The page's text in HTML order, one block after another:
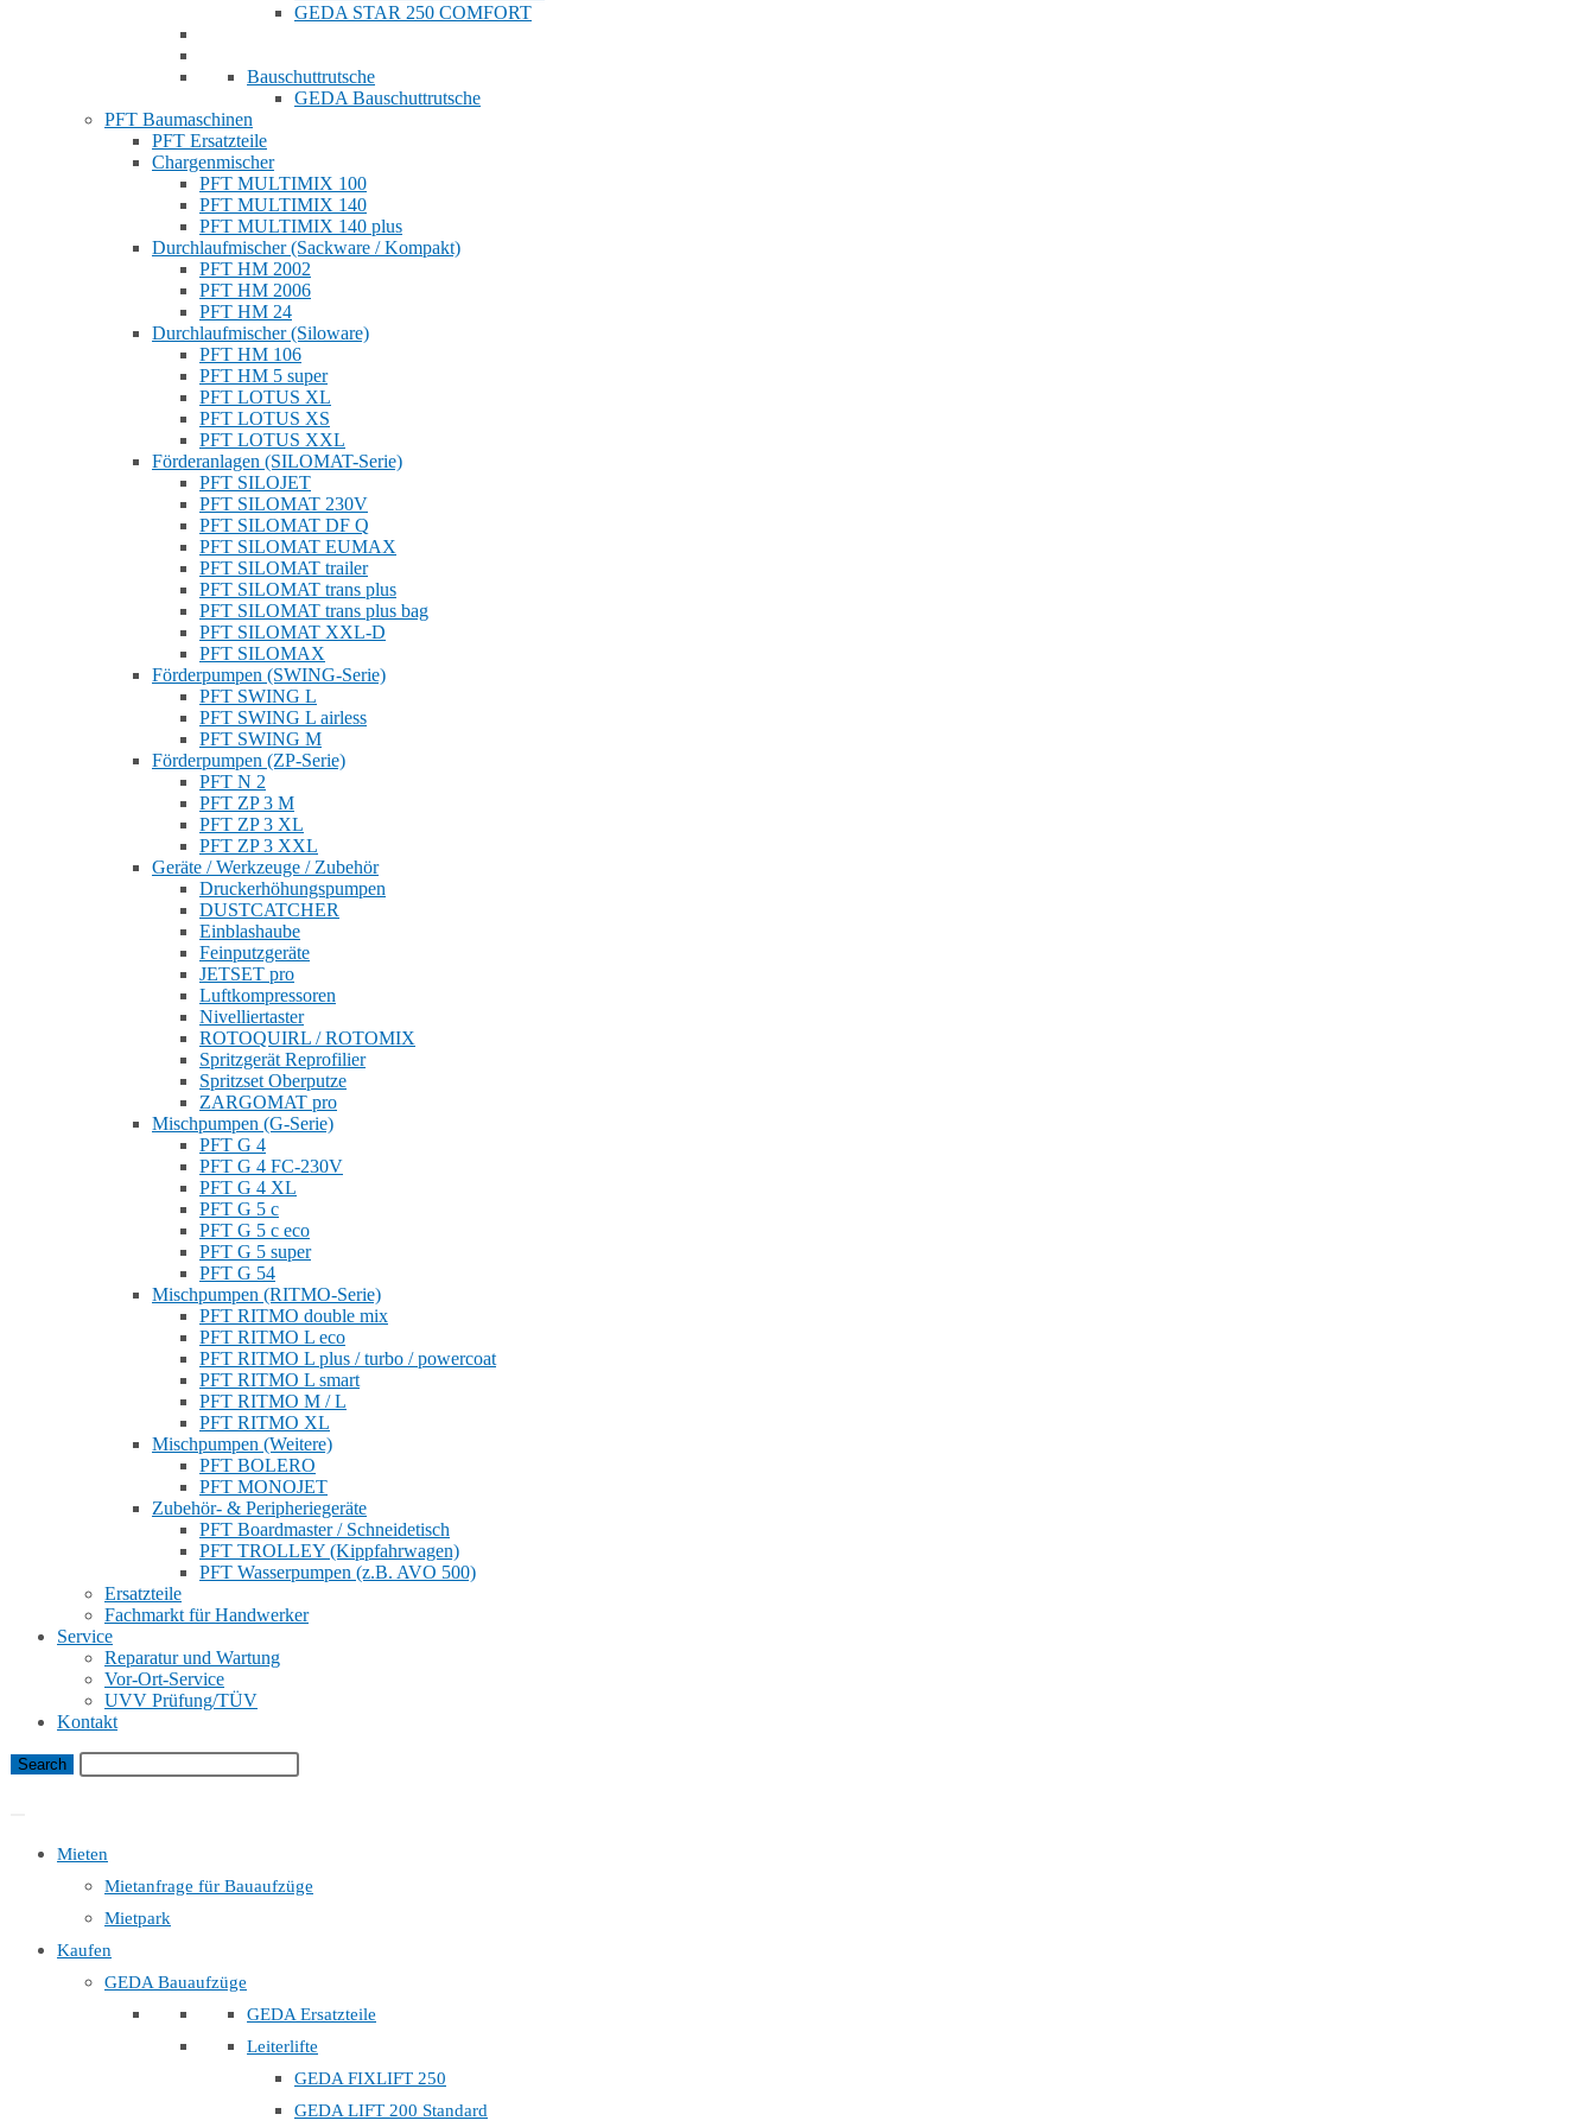
GEDA STAR 250 COMFORT
Bauschuttrutsche
GEDA Bauschuttrutsche
PFT Baumaschinen
PFT Ersatzteile
Chargenmischer
PFT MULTIMIX 100
PFT MULTIMIX 140
PFT MULTIMIX 140 plus
Durchlaufmischer (Sackware / Kompakt)
PFT HM 2002
PFT HM 2006
PFT HM 24
Durchlaufmischer (Siloware)
PFT HM 106
PFT HM 5 super
PFT LOTUS XL
PFT LOTUS XS
PFT LOTUS XXL
Förderanlagen (SILOMAT-Serie)
PFT SILOJET
PFT SILOMAT 230V
PFT SILOMAT DF Q
PFT SILOMAT EUMAX
PFT SILOMAT trailer
PFT SILOMAT trans plus
PFT SILOMAT trans plus bag
PFT SILOMAT XXL-D
PFT SILOMAX
Förderpumpen (SWING-Serie)
PFT SWING L
PFT SWING L airless
PFT SWING M
Förderpumpen (ZP-Serie)
PFT N 2
PFT ZP 3 M
PFT ZP 3 XL
PFT ZP 3 XXL
Geräte / Werkzeuge / Zubehör
Druckerhöhungspumpen
DUSTCATCHER
Einblashaube
Feinputzgeräte
JETSET pro
Luftkompressoren
Nivelliertaster
ROTOQUIRL / ROTOMIX
Spritzgerät Reprofilier
Spritzset Oberputze
ZARGOMAT pro
Mischpumpen (G-Serie)
PFT G 4
PFT G 4 FC-230V
PFT G 4 XL
PFT G 5 c
PFT G 5 c eco
PFT G 5 super
PFT G 54
Mischpumpen (RITMO-Serie)
PFT RITMO double mix
PFT RITMO L eco
PFT RITMO L plus / turbo / powercoat
PFT RITMO L smart
PFT RITMO M / L
PFT RITMO XL
Mischpumpen (Weitere)
PFT BOLERO
PFT MONOJET
Zubehör- & Peripheriegeräte
PFT Boardmaster / Schneidetisch
PFT TROLLEY (Kippfahrwagen)
PFT Wasserpumpen (z.B. AVO 500)
Ersatzteile
Fachmarkt für Handwerker
Service
Reparatur und Wartung
Vor-Ort-Service
UVV Prüfung/TÜV
Kontakt
Mieten
Mietanfrage für Bauaufzüge
Mietpark
Kaufen
GEDA Bauaufzüge
GEDA Ersatzteile
Leiterlifte
GEDA FIXLIFT 250
GEDA LIFT 200 Standard